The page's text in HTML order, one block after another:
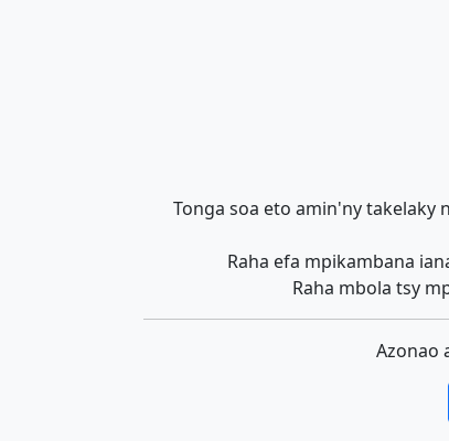
Tonga soa eto amin'ny takelaky
Raha efa mpikambana
Raha mbola tsy
Azonao